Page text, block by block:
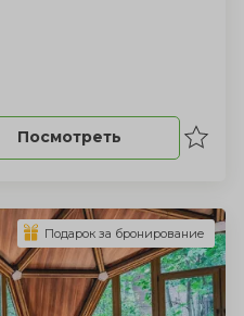
Посмотреть
Подарок за бронирование